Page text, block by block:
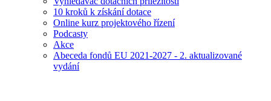
10 kroků k získání dotace
Online kurz projektového řízení
Podcasty
Akce
Abeceda fondů EU 2021-2027 - 2. aktualizované
vydání